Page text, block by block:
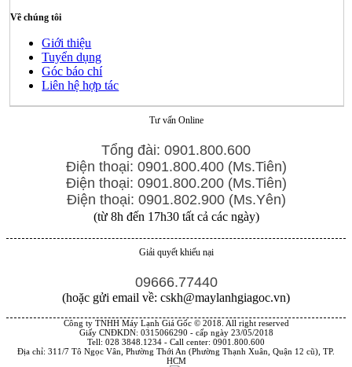
Về chúng tôi
Giới thiệu
Tuyển dụng
Góc báo chí
Liên hệ hợp tác
Tư vấn Online
Tổng đài: 0901.800.600
Điện thoại: 0901.800.400 (Ms.Tiên)
Điện thoại: 0901.800.200 (Ms.Tiên)
Điện thoại: 0901.802.900 (Ms.Yên)
(từ 8h đến 17h30 tất cả các ngày)
Giải quyết khiếu nại
09666.77440
(hoặc gửi email về: cskh@maylanhgiagoc.vn)
Công ty TNHH Máy Lạnh Giá Gốc © 2018. All right reserved
Giấy CNĐKDN: 0315066290 - cấp ngày 23/05/2018
Tell: 028 3848.1234 - Call center: 0901.800.600
Địa chỉ: 311/7 Tô Ngọc Vân, Phường Thới An (Phường Thạnh Xuân, Quận 12 cũ), TP.
HCM